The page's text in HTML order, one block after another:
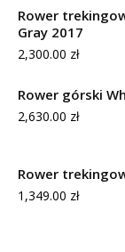
Rower
Gray 2017
2,300.00 zł
Rower górski
2,630.00 zł
Rower
1,349.00 zł